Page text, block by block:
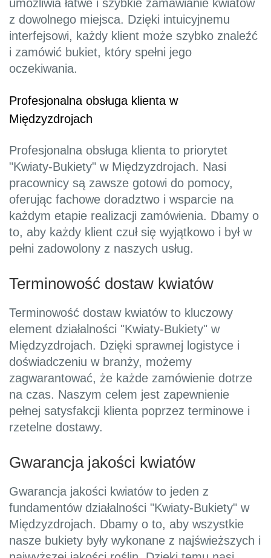
umożliwia łatwe i szybkie zamawianie kwiatów
z dowolnego miejsca. Dzięki intuicyjnemu
interfejsowi, każdy klient może szybko znaleźć
i zamówić bukiet, który spełni jego
oczekiwania.
Profesjonalna obsługa klienta w
Międzyzdrojach
Profesjonalna obsługa klienta to priorytet
"Kwiaty-Bukiety" w Międzyzdrojach. Nasi
pracownicy są zawsze gotowi do pomocy,
oferując fachowe doradztwo i wsparcie na
każdym etapie realizacji zamówienia. Dbamy o
to, aby każdy klient czuł się wyjątkowo i był w
pełni zadowolony z naszych usług.
Terminowość dostaw kwiatów
Terminowość dostaw kwiatów to kluczowy
element działalności "Kwiaty-Bukiety" w
Międzyzdrojach. Dzięki sprawnej logistyce i
doświadczeniu w branży, możemy
zagwarantować, że każde zamówienie dotrze
na czas. Naszym celem jest zapewnienie
pełnej satysfakcji klienta poprzez terminowe i
rzetelne dostawy.
Gwarancja jakości kwiatów
Gwarancja jakości kwiatów to jeden z
fundamentów działalności "Kwiaty-Bukiety" w
Międzyzdrojach. Dbamy o to, aby wszystkie
nasze bukiety były wykonane z najświeższych i